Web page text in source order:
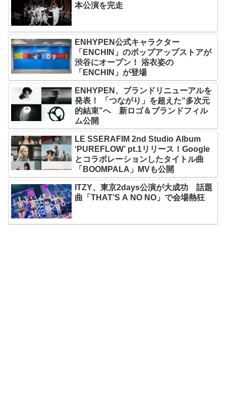
本公演を完走
ENHYPEN公式キャラクター
「ENCHIN」のポップアップストアが
渋谷にオープン！ 浴衣姿の
「ENCHIN」が登場
ENHYPEN、ブランドリニューアルを
発表！ 「つながり」を超えた“多次元
的結束”へ 新ロゴ＆ブランドフィル
ム公開
LE SSERAFIM 2nd Studio Album
‘PUREFLOW’ pt.1リリース！Google
とコラボレーションしたタイトル曲
「BOOMPALA」MVも公開
ITZY、東京2days公演が大成功 話題
曲「THAT’S A NO NO」で会場熱狂